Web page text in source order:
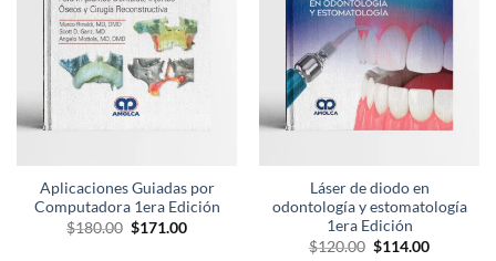
Aplicaciones Guiadas por
Computadora 1era Edición
$180.00 El
precio
$171.00El
Láser de diodo en
odontología y estomatología
1era Edición
$120.00 El
$114.00El